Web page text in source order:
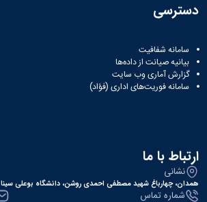
بنیان
فرآیندها
آئین
نامه
فرم
های
پژوهشی
دسترسی
سامانه شفافیت
بیانیه صیانت از داده‌ها
گزارش آماری وب‌ سایت
سامانه فوریت‌های اداری (فؤاد)
ارتباط با ما
نشانی
همدان، چهارباغ شهید مصطفی احمدی روشن، دانشگاه بوعلی سینا
شماره تماس